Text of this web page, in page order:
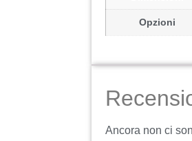
Opzioni
Ancora non ci